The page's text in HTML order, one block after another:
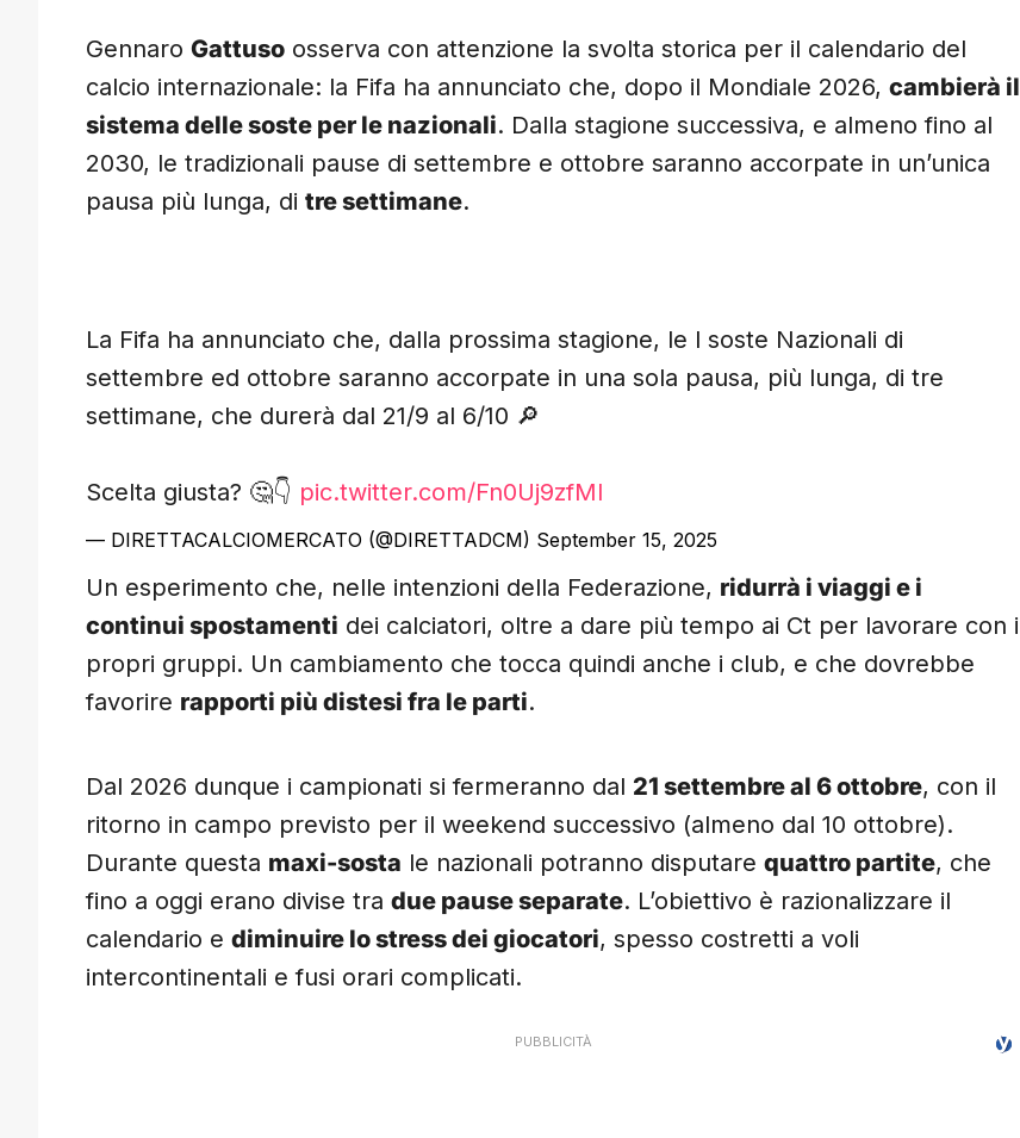
Gennaro Gattuso osserva con attenzione la svolta storica per il calendario del
calcio internazionale: la Fifa ha annunciato che, dopo il Mondiale 2026, cambierà il
sistema delle soste per le nazionali. Dalla stagione successiva, e almeno fino al
2030, le tradizionali pause di settembre e ottobre saranno accorpate in un’unica
pausa più lunga, di tre settimane.
La Fifa ha annunciato che, dalla prossima stagione, le l soste Nazionali di
settembre ed ottobre saranno accorpate in una sola pausa, più lunga, di tre
settimane, che durerà dal 21/9 al 6/10 🔎
Scelta giusta? 🤔👇 pic.twitter.com/Fn0Uj9zfMI
— DIRETTACALCIOMERCATO (@DIRETTADCM) September 15, 2025
Un esperimento che, nelle intenzioni della Federazione, ridurrà i viaggi e i
continui spostamenti dei calciatori, oltre a dare più tempo ai Ct per lavorare con i
propri gruppi. Un cambiamento che tocca quindi anche i club, e che dovrebbe
favorire rapporti più distesi fra le parti.
Dal 2026 dunque i campionati si fermeranno dal 21 settembre al 6 ottobre, con il
ritorno in campo previsto per il weekend successivo (almeno dal 10 ottobre).
Durante questa maxi-sosta le nazionali potranno disputare quattro partite, che
fino a oggi erano divise tra due pause separate. L’obiettivo è razionalizzare il
calendario e diminuire lo stress dei giocatori, spesso costretti a voli
intercontinentali e fusi orari complicati.